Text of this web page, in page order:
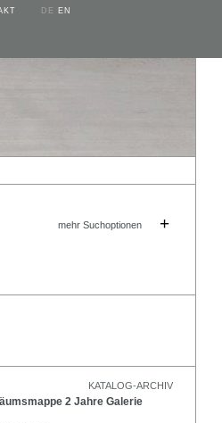
DE EN
mehr Suchoptionen +
KATALOG-ARCHIV
2 Jahre Galerie